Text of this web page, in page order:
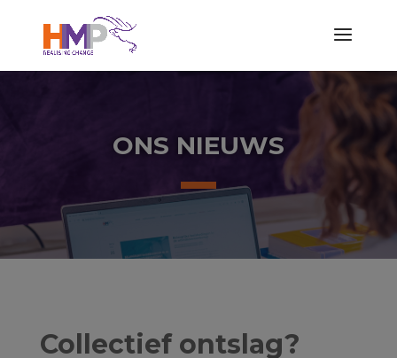
ONS NIEUWS
Collectief ontslag?